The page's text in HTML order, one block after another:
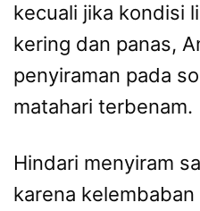
kecuali jika kondisi
kering dan panas,
penyiraman pada
matahari terbenam.
Hindari menyiram
karena